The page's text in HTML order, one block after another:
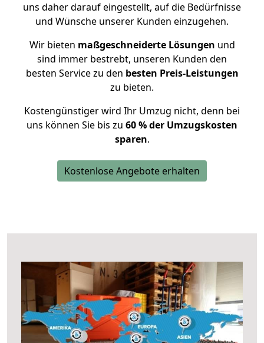
uns daher darauf eingestellt, auf die Bedürfnisse
und Wünsche unserer Kunden einzugehen.
Wir bieten maßgeschneiderte Lösungen und
sind immer bestrebt, unseren Kunden den
besten Service zu den besten Preis-Leistungen
zu bieten.
Kostengünstiger wird Ihr Umzug nicht, denn bei
uns können Sie bis zu 60 % der Umzugskosten
sparen.
Kostenlose Angebote erhalten